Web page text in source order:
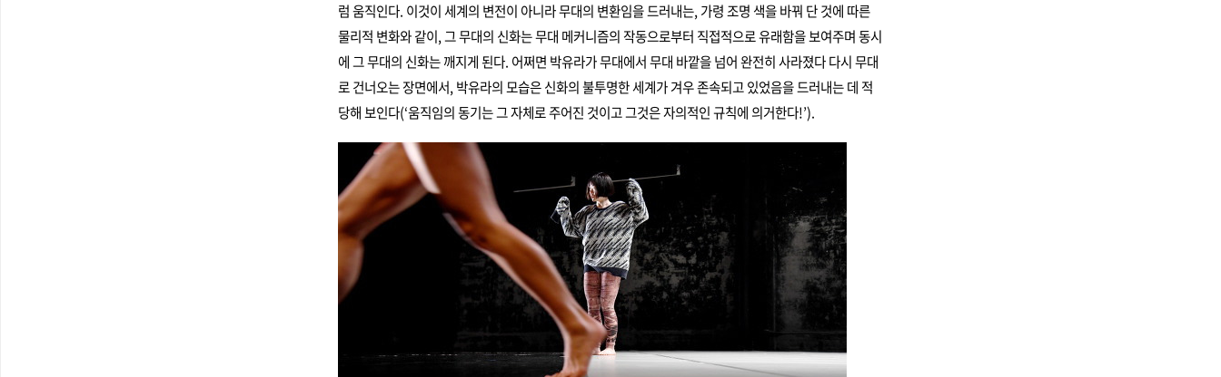
럼 움직인다. 이것이 세계의 변전이 아니라 무대의 변환임을 드러내는, 가령 조명 색을 바꿔 단 것에 따른
물리적 변화와 같이, 그 무대의 신화는 무대 메커니즘의 작동으로부터 직접적으로 유래함을 보여주며 동시
에 그 무대의 신화는 깨지게 된다. 어쩌면 박유라가 무대에서 무대 바깥을 넘어 완전히 사라졌다 다시 무대
로 건너오는 장면에서, 박유라의 모습은 신화의 불투명한 세계가 겨우 존속되고 있었음을 드러내는 데 적
당해 보인다(‘움직임의 동기는 그 자체로 주어진 것이고 그것은 자의적인 규칙에 의거한다!’).